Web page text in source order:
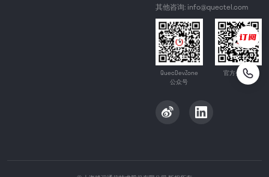
其他咨询: info@quectel.com
QuecDevZone
公众号
官方公众号